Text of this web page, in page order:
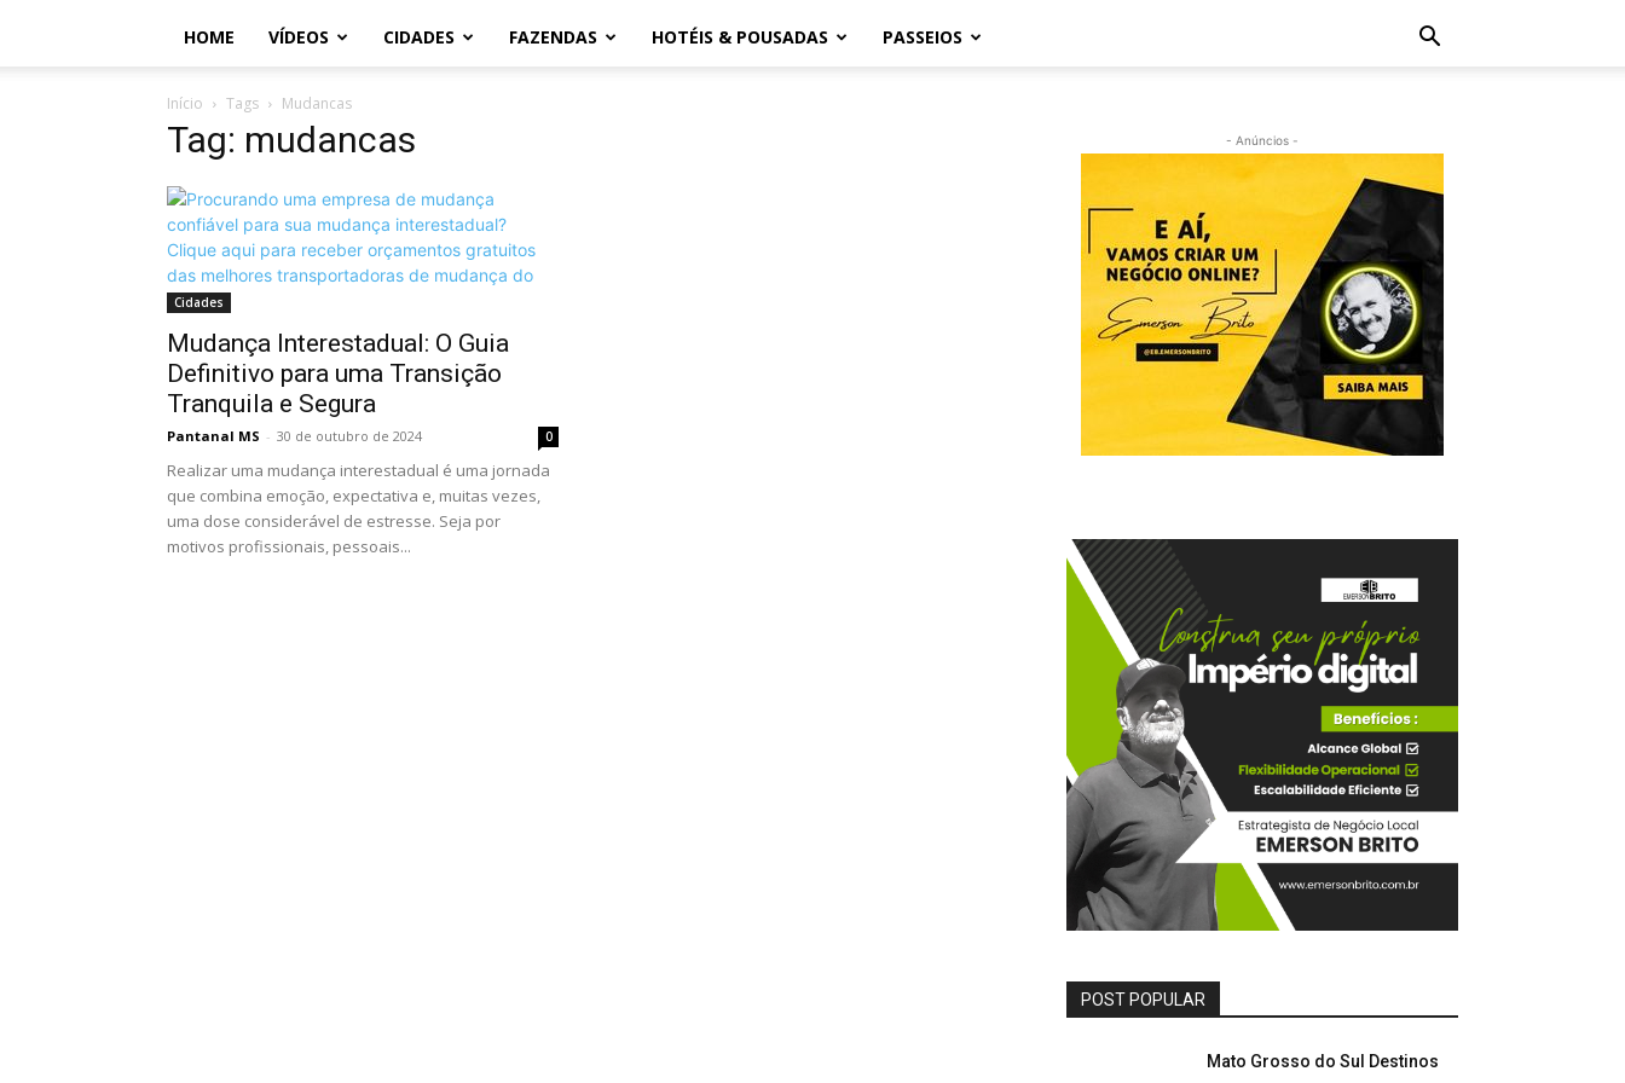
HOME VÍDEOS CIDADES FAZENDAS HOTÉIS & POUSADAS PASSEIOS
Início Tags Mudancas
Tag: mudancas
Cidades
Mudança Interestadual: O Guia
Definitivo para uma Transição
Tranquila e Segura
Pantanal MS - 30 de outubro de 2024 0
Realizar uma mudança interestadual é uma jornada
que combina emoção, expectativa e, muitas vezes,
uma dose considerável de estresse. Seja por
motivos profissionais, pessoais...
- Anúncios -
POST POPULAR
Mato Grosso do Sul Destinos